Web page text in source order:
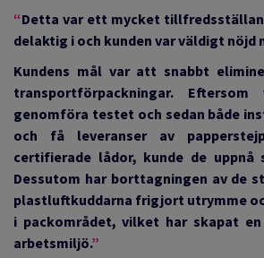
“Detta var ett mycket
delaktig i och kunden var väldigt
Kundens mål var att snabbt
transportförpackningar.
genomföra testet och sedan både
och få leveranser av
certifierade lådor, kunde de
Dessutom har borttagningen av de
plastluftkuddarna frigjort utrymme
i packområdet, vilket har skapat
arbetsmiljö.”